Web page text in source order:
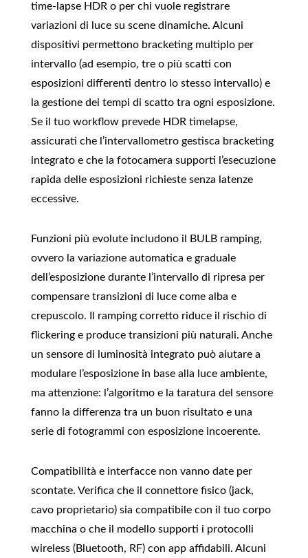
time‑lapse HDR o per chi vuole registrare
variazioni di luce su scene dinamiche. Alcuni
dispositivi permettono bracketing multiplo per
intervallo (ad esempio, tre o più scatti con
esposizioni differenti dentro lo stesso intervallo) e
la gestione dei tempi di scatto tra ogni esposizione.
Se il tuo workflow prevede HDR timelapse,
assicurati che l’intervallometro gestisca bracketing
integrato e che la fotocamera supporti l’esecuzione
rapida delle esposizioni richieste senza latenze
eccessive.
Funzioni più evolute includono il BULB ramping,
ovvero la variazione automatica e graduale
dell’esposizione durante l’intervallo di ripresa per
compensare transizioni di luce come alba e
crepuscolo. Il ramping corretto riduce il rischio di
flickering e produce transizioni più naturali. Anche
un sensore di luminosità integrato può aiutare a
modulare l’esposizione in base alla luce ambiente,
ma attenzione: l’algoritmo e la taratura del sensore
fanno la differenza tra un buon risultato e una
serie di fotogrammi con esposizione incoerente.
Compatibilità e interfacce non vanno date per
scontate. Verifica che il connettore fisico (jack,
cavo proprietario) sia compatibile con il tuo corpo
macchina o che il modello supporti i protocolli
wireless (Bluetooth, RF) con app affidabili. Alcuni